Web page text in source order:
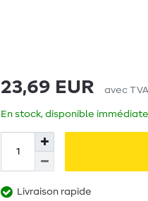
23,69 EUR avec TVA
En stock, disponible
Livraison rapide